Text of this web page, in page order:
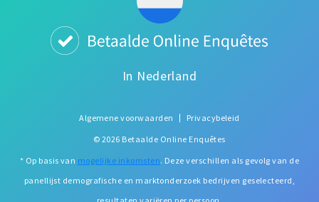
In Nederland
Algemene voorwaarden
Privacybeleid
© 2026 Betaalde Online Enquêtes
* Op basis van mogelijke inkomsten. Deze verschillen als gevolg van de
panellijst demografische en marktonderzoek bedrijven geselecteerd,